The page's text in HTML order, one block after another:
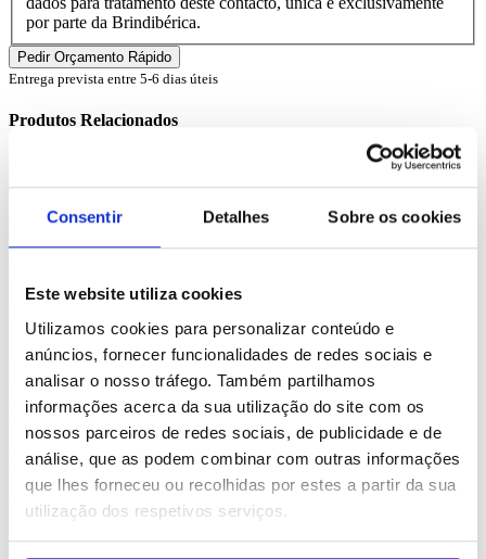
Consentir Detalhes Sobre os cookies
Este website utiliza cookies
Utilizamos cookies para personalizar conteúdo e
anúncios, fornecer funcionalidades de redes sociais e
analisar o nosso tráfego. Também partilhamos
informações acerca da sua utilização do site com os
nossos parceiros de redes sociais, de publicidade e de
análise, que as podem combinar com outras informações
que lhes forneceu ou recolhidas por estes a partir da sua
utilização dos respetivos serviços.
por parte da Brindibérica.
Entrega prevista entre 5-6 dias úteis
Produtos Relacionados
Comprar
Fontaine
Harper
REF. BI-PS-94855
desde 0.40€